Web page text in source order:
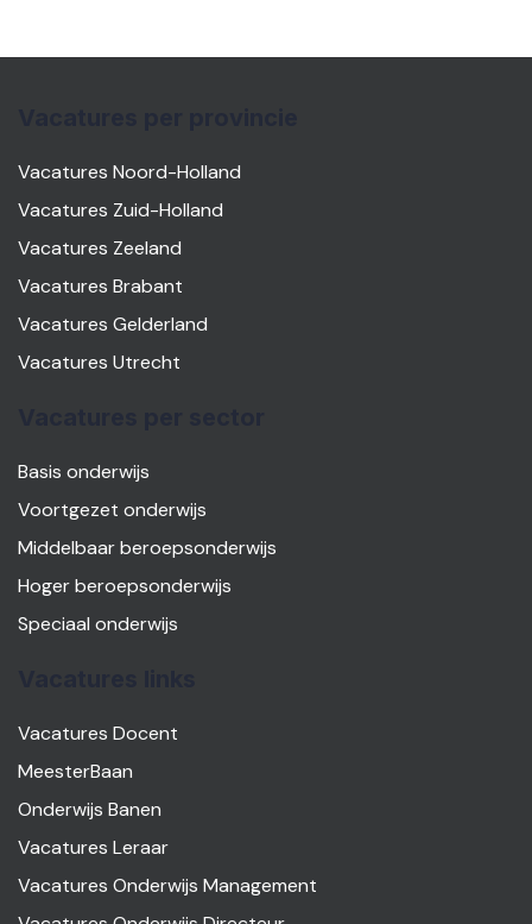
Vacatures Noord-Holland
Vacatures Zuid-Holland
Vacatures Zeeland
Vacatures Brabant
Vacatures Gelderland
Vacatures Utrecht
Basis onderwijs
Voortgezet onderwijs
Middelbaar beroepsonderwijs
Hoger beroepsonderwijs
Speciaal onderwijs
Vacatures Docent
MeesterBaan
Onderwijs Banen
Vacatures Leraar
Vacatures Onderwijs Management